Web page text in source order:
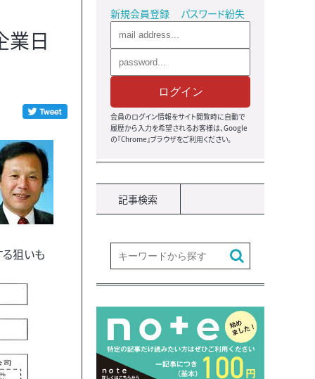
業日
狙いも
新規会員登録 パスワード紛失
ログイン
会員のログイン情報をサイト閲覧時に自動で
履歴から入力を希望されるお客様は、Google
の『Chrome』ブラウザをご利用ください。
記事検索